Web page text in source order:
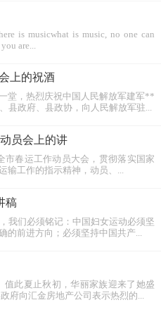
is musicwhat is music, no one can
are...
上的祝酒
堂，热烈庆祝中国人民解放军建军**
县政府、县政协，向人民解放军驻...
员会上的讲
市春运工作动员大会，贯彻落实国家
输工作的指示精神，动员、...
稿
我们必须铭记：中国妇女运动必须坚
的前进方向；必须坚持中国共产...
此夏止秋初，华丽家族迎来了她盛
府向汇金房地产公司表示热烈的...